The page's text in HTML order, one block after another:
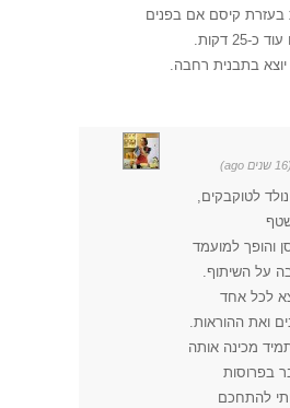
בעזרת קיסם אם בפנים
דקות.
יוצא בתבנית רחבה.
לטוקבקים,
והופך למועמד
על השיתוף.
לכל אחד
ואת ההוראות.
מכינה אותה
בפרוסות
להתחכם